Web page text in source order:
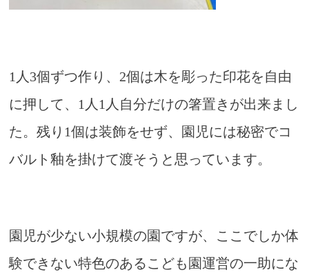
1人3個ずつ作り、2個は木を彫った印花を自由
に押して、1人1人自分だけの箸置きが出来まし
た。残り1個は装飾をせず、園児には秘密でコ
バルト釉を掛けて渡そうと思っています。
園児が少ない小規模の園ですが、ここでしか体
験できない特色のあるこども園運営の一助にな